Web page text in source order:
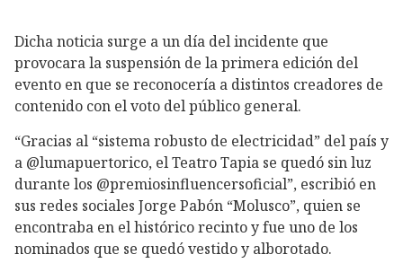
Dicha noticia surge a un día del incidente que
provocara la suspensión de la primera edición del
evento en que se reconocería a distintos creadores de
contenido con el voto del público general.
“Gracias al “sistema robusto de electricidad” del país y
a @lumapuertorico, el Teatro Tapia se quedó sin luz
durante los @premiosinfluencersoficial”, escribió en
sus redes sociales Jorge Pabón “Molusco”, quien se
encontraba en el histórico recinto y fue uno de los
nominados que se quedó vestido y alborotado.